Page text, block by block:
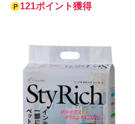
121ポイント獲得